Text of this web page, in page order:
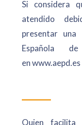
Si considera
atendido
presentar una
Española
en www.aepd.es
Quien